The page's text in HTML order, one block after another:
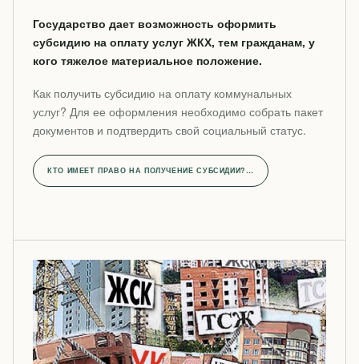
Государство дает возможность оформить
субсидию на оплату услуг ЖКХ, тем гражданам, у
кого тяжелое материальное положение.
Как получить субсидию на оплату коммунальных
услуг? Для ее оформления необходимо собрать пакет
документов и подтвердить свой социальный статус.
КТО ИМЕЕТ ПРАВО НА ПОЛУЧЕНИЕ СУБСИДИИ?…